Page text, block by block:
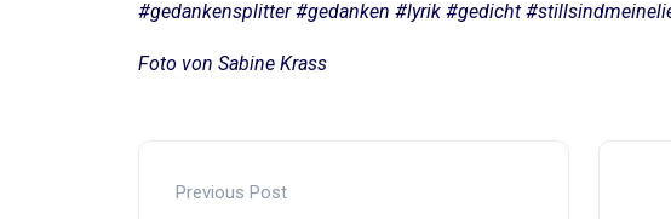
#gedankensplitter #gedanken #lyrik #gedicht
Foto von Sabine Krass
Previous Post